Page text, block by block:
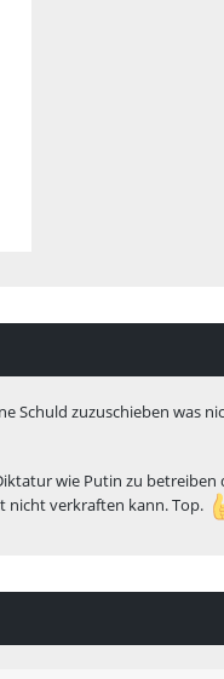
Schuld zuzuschieben was
wie Putin zu betreiben
nicht verkraften kann. Top.